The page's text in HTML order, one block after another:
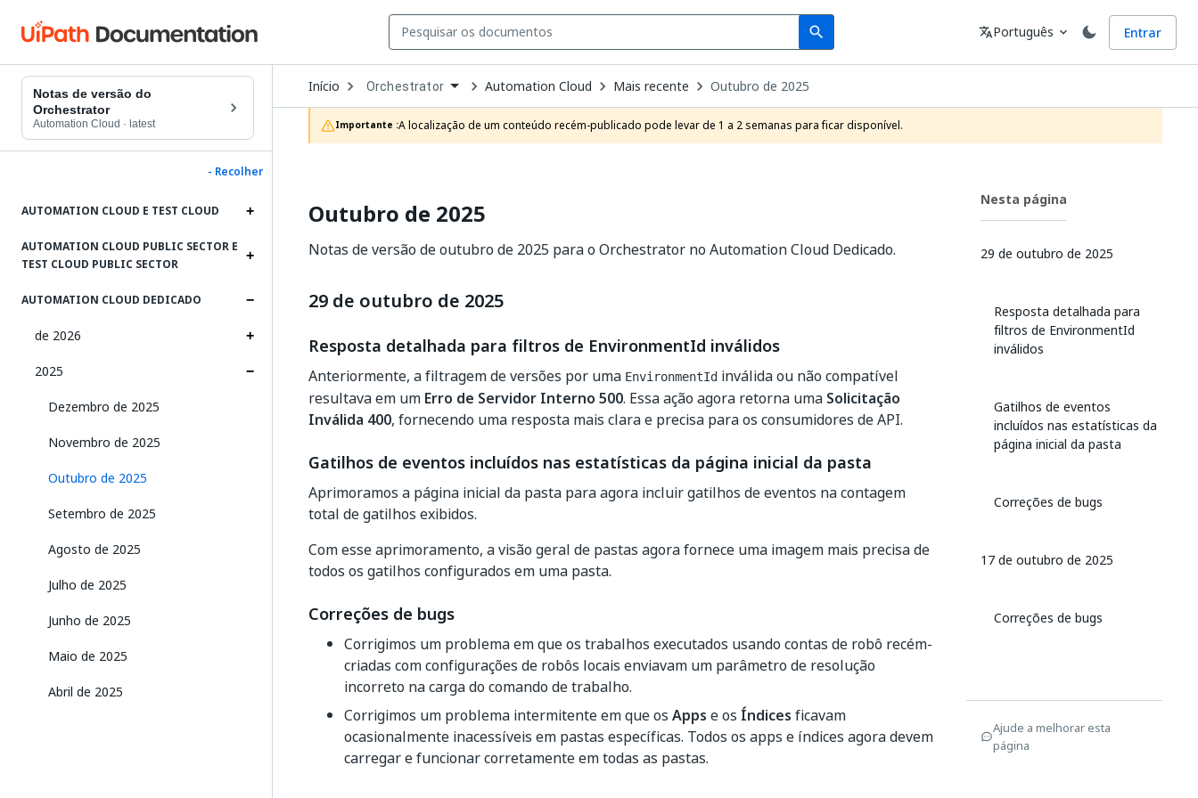
search
Search Idioma
translatePortuguês expand_more Entrar
Notas de versão do
Orchestrator
Automation Cloud · latest
- Recolher
AUTOMATION CLOUD E TEST CLOUD
AUTOMATION CLOUD PUBLIC SECTOR E
TEST CLOUD PUBLIC SECTOR
AUTOMATION CLOUD DEDICADO
de 2026
2025
Dezembro de 2025
Novembro de 2025
Outubro de 2025
Setembro de 2025
Agosto de 2025
Julho de 2025
Junho de 2025
Maio de 2025
Abril de 2025
Início Open
Dropdown
to
choose
product
Orchestrator Automation Cloud Mais recente Outubro de 2025
Importante :A localização de um conteúdo recém-publicado pode levar de 1 a 2 semanas para ficar disponível.
Outubro de 2025
Notas de versão de outubro de 2025 para o Orchestrator no Automation Cloud Dedicado.
29 de outubro de 2025
Resposta detalhada para filtros de EnvironmentId inválidos
Anteriormente, a filtragem de versões por uma EnvironmentId inválida ou não compatível
resultava em um Erro de Servidor Interno 500. Essa ação agora retorna uma Solicitação
Inválida 400, fornecendo uma resposta mais clara e precisa para os consumidores de API.
Gatilhos de eventos incluídos nas estatísticas da página inicial da pasta
Aprimoramos a página inicial da pasta para agora incluir gatilhos de eventos na contagem
total de gatilhos exibidos.
Com esse aprimoramento, a visão geral de pastas agora fornece uma imagem mais precisa de
todos os gatilhos configurados em uma pasta.
Correções de bugs
Corrigimos um problema em que os trabalhos executados usando contas de robô recém-
criadas com configurações de robôs locais enviavam um parâmetro de resolução
incorreto na carga do comando de trabalho.
Corrigimos um problema intermitente em que os Apps e os Índices ficavam
ocasionalmente inacessíveis em pastas específicas. Todos os apps e índices agora devem
carregar e funcionar corretamente em todas as pastas.
Nesta página
29 de outubro de 2025
Resposta detalhada para
filtros de EnvironmentId
inválidos
Gatilhos de eventos
incluídos nas estatísticas da
página inicial da pasta
Correções de bugs
17 de outubro de 2025
Correções de bugs
Ajude a melhorar esta
página